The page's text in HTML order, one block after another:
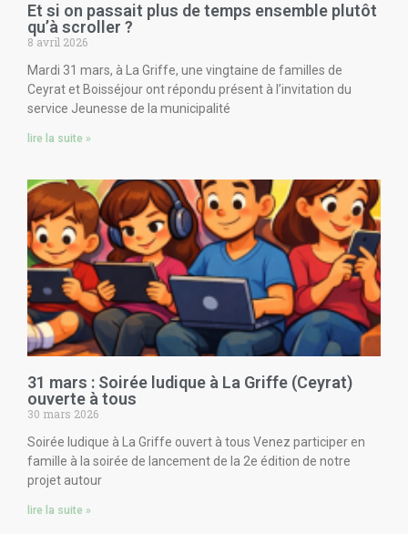
Et si on passait plus de temps ensemble plutôt
qu’à scroller ?
8 avril 2026
Mardi 31 mars, à La Griffe, une vingtaine de familles de
Ceyrat et Boisséjour ont répondu présent à l’invitation du
service Jeunesse de la municipalité
lire la suite »
31 mars : Soirée ludique à La Griffe (Ceyrat)
ouverte à tous
30 mars 2026
Soirée ludique à La Griffe ouvert à tous Venez participer en
famille à la soirée de lancement de la 2e édition de notre
projet autour
lire la suite »